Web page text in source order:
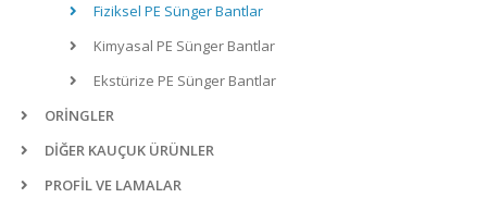
Fiziksel PE Sünger Bantlar
Kimyasal PE Sünger Bantlar
Ekstürize PE Sünger Bantlar
ORİNGLER
DİĞER KAUÇUK ÜRÜNLER
PROFİL VE LAMALAR